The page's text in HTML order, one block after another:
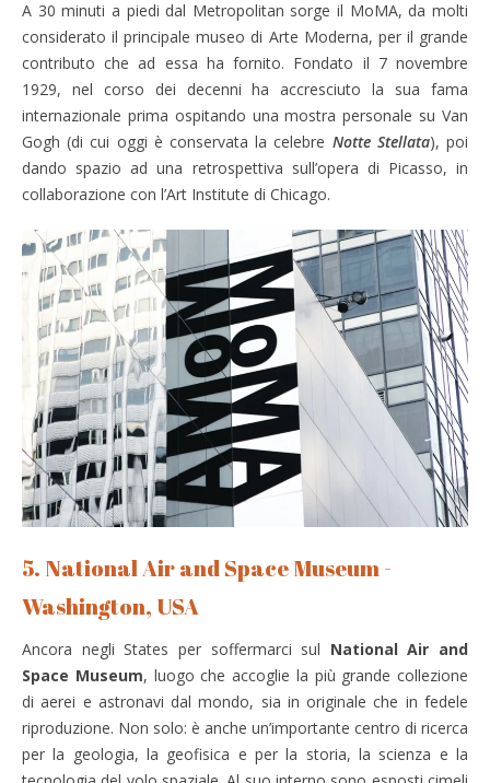
A 30 minuti a piedi dal Metropolitan sorge il MoMA, da molti
considerato il principale museo di Arte Moderna, per il grande
contributo che ad essa ha fornito. Fondato il 7 novembre
1929, nel corso dei decenni ha accresciuto la sua fama
internazionale prima ospitando una mostra personale su Van
Gogh (di cui oggi è conservata la celebre Notte Stellata), poi
dando spazio ad una retrospettiva sull’opera di Picasso, in
collaborazione con l’Art Institute di Chicago.
5. National Air and Space Museum -
Washington, USA
Ancora negli States per soffermarci sul National Air and
Space Museum, luogo che accoglie la più grande collezione
di aerei e astronavi dal mondo, sia in originale che in fedele
riproduzione. Non solo: è anche un’importante centro di ricerca
per la geologia, la geofisica e per la storia, la scienza e la